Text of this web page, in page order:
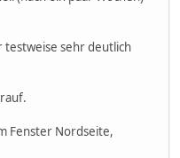
testweise sehr deutlich
Fenster Nordseite,